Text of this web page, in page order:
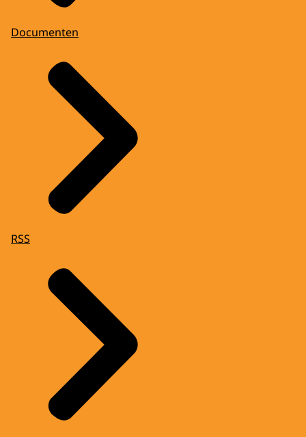
Documenten
RSS